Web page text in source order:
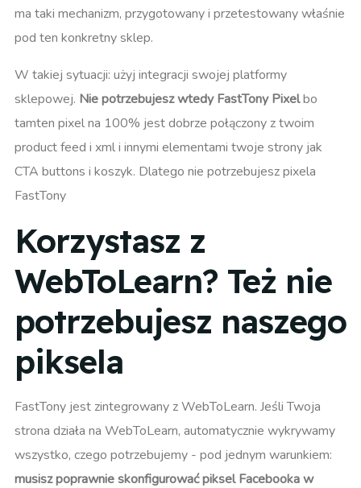
ma taki mechanizm, przygotowany i przetestowany właśnie
pod ten konkretny sklep.
W takiej sytuacji: użyj integracji swojej platformy
sklepowej. Nie potrzebujesz wtedy FastTony Pixelbo
tamten pixel na 100% jest dobrze połączony z twoim
product feed i xml i innymi elementami twoje strony jak
CTA buttons i koszyk. Dlatego nie potrzebujesz pixela
FastTony
Korzystasz z
WebToLearn? Też nie
potrzebujesz naszego
piksela
FastTony jest zintegrowany z WebToLearn. Jeśli Twoja
strona działa na WebToLearn, automatycznie wykrywamy
wszystko, czego potrzebujemy - pod jednym warunkiem:
musisz poprawnie skonfigurować piksel Facebooka w